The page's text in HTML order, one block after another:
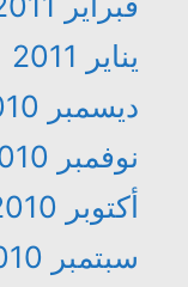
يناير 2011
ديسمبر 2010
نوفمبر 2010
أكتوبر 2010
سبتمبر 2010